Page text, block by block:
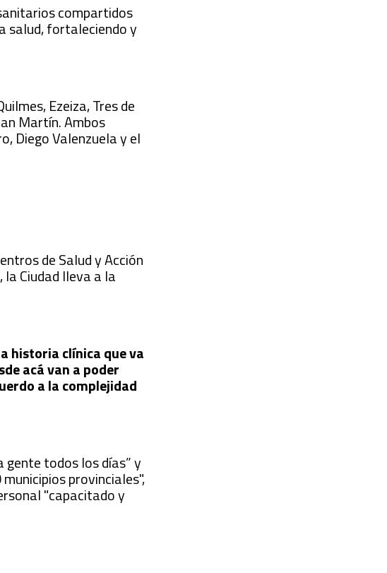
compartidos
salud, fortaleciendo y
Ezeiza, Tres de
Martín. Ambos
Diego Valenzuela y el
de Salud y Acción
la Ciudad lleva a la
historia clínica que va
acá van a poder
a la complejidad
gente todos los días” y
provinciales",
"capacitado y